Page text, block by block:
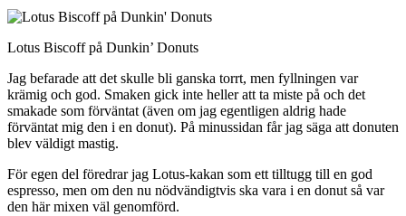
Lotus Biscoff på Dunkin’ Donuts
Jag befarade att det skulle bli ganska torrt, men fyllningen var
krämig och god. Smaken gick inte heller att ta miste på och det
smakade som förväntat (även om jag egentligen aldrig hade
förväntat mig den i en donut). På minussidan får jag säga att donuten
blev väldigt mastig.
För egen del föredrar jag Lotus-kakan som ett tilltugg till en god
espresso, men om den nu nödvändigtvis ska vara i en donut så var
den här mixen väl genomförd.